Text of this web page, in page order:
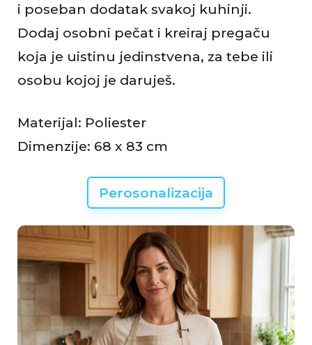
i poseban dodatak svakoj kuhinji.
Dodaj osobni pečat i kreiraj pregaču
koja je uistinu jedinstvena, za tebe ili
osobu kojoj je daruješ.
Materijal: Poliester
Dimenzije: 68 x 83 cm
Perosonalizacija